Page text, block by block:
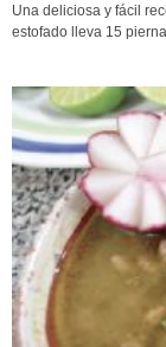
Una deliciosa y fácil
estofado lleva 15